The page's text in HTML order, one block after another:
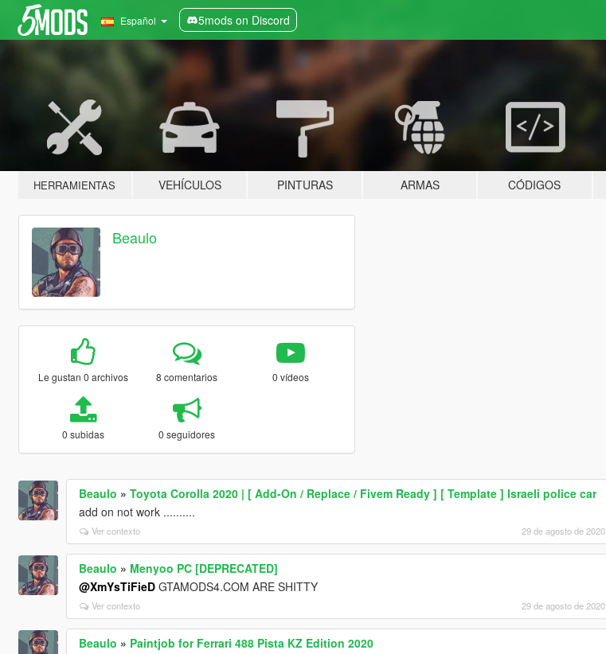
Español 5mods on Discord
HERRAMIENTAS VEHÍCULOS PINTURAS ARMAS CÓDIGOS
Beaulo
Le gustan 0 archivos 8 comentarios 0 vídeos
0 subidas 0 seguidores
Beaulo » Toyota Corolla 2020 | [ Add-On / Replace / Fivem Ready ] [ Template ] Israeli police car
add on not work ..........
Ver contexto 29 de agosto de 2020
Beaulo » Menyoo PC [DEPRECATED]
@XmYsTiFieDGTAMODS4.COM ARE SHITTY
Ver contexto 29 de agosto de 2020
Beaulo » Paintjob for Ferrari 488 Pista KZ Edition 2020